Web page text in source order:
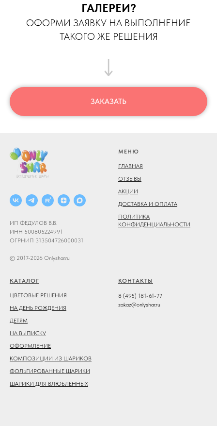
ГАЛЕРЕИ?
ОФОРМИ ЗАЯВКУ НА ВЫПОЛНЕНИЕ
ТАКОГО ЖЕ РЕШЕНИЯ
ЗАКАЗАТЬ
ИП ФЕДУЛОВ В.В.
ИНН 500805224991
ОГРНИП 313504726000031
© 2017-2026 Onlyshar.ru
МЕНЮ
ГЛАВНАЯ
ОТЗЫВЫ
АКЦИИ
ДОСТАВКА И ОПЛАТА
ПОЛИТИКА
КОНФИДЕНЦИАЛЬНОСТИ
КАТАЛОГ
ЦВЕТОВЫЕ РЕШЕНИЯ
НА ДЕНЬ РОЖДЕНИЯ
ДЕТЯМ
НА ВЫПИСКУ
ОФОРМЛЕНИЕ
КОМПОЗИЦИИ ИЗ ШАРИКОВ
ФОЛЬГИРОВАННЫЕ ШАРИКИ
ШАРИКИ ДЛЯ ВЛЮБЛЁННЫХ
КОНТАКТЫ
8 (495) 181-61-77
zakaz@onlyshar.ru